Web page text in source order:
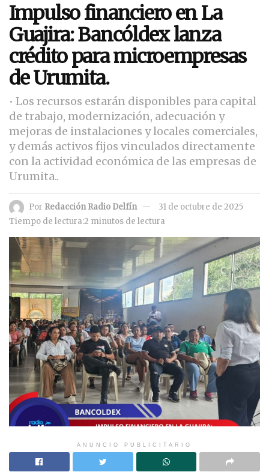
Impulso financiero en La
Guajira: Bancóldex lanza
crédito para microempresas
de Urumita.
• Los recursos estarán disponibles para capital
de trabajo, modernización, adecuación y
mejoras de instalaciones y locales comerciales,
y demás activos fijos vinculados directamente
con la actividad económica de las empresas de
Urumita..
Por Redacción Radio Delfín
31 de octubre de 2025
Tiempo de lectura:2 minutos de lectura
ANUNCIO PUBLICITARIO